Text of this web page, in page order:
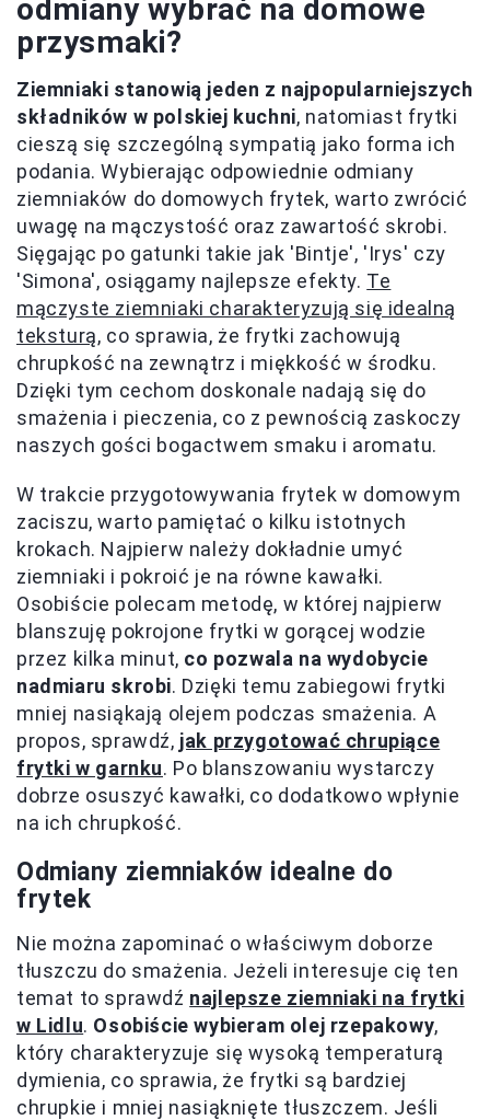
odmiany wybrać na domowe
przysmaki?
Ziemniaki stanowią jeden z najpopularniejszych
składników w polskiej kuchni, natomiast frytki
cieszą się szczególną sympatią jako forma ich
podania. Wybierając odpowiednie odmiany
ziemniaków do domowych frytek, warto zwrócić
uwagę na mączystość oraz zawartość skrobi.
Sięgając po gatunki takie jak 'Bintje', 'Irys' czy
'Simona', osiągamy najlepsze efekty. Te
mączyste ziemniaki charakteryzują się idealną
teksturą, co sprawia, że frytki zachowują
chrupkość na zewnątrz i miękkość w środku.
Dzięki tym cechom doskonale nadają się do
smażenia i pieczenia, co z pewnością zaskoczy
naszych gości bogactwem smaku i aromatu.
W trakcie przygotowywania frytek w domowym
zaciszu, warto pamiętać o kilku istotnych
krokach. Najpierw należy dokładnie umyć
ziemniaki i pokroić je na równe kawałki.
Osobiście polecam metodę, w której najpierw
blanszuję pokrojone frytki w gorącej wodzie
przez kilka minut, co pozwala na wydobycie
nadmiaru skrobi. Dzięki temu zabiegowi frytki
mniej nasiąkają olejem podczas smażenia. A
propos, sprawdź, jak przygotować chrupiące
frytki w garnku. Po blanszowaniu wystarczy
dobrze osuszyć kawałki, co dodatkowo wpłynie
na ich chrupkość.
Odmiany ziemniaków idealne do
frytek
Nie można zapominać o właściwym doborze
tłuszczu do smażenia. Jeżeli interesuje cię ten
temat to sprawdź najlepsze ziemniaki na frytki
w Lidlu. Osobiście wybieram olej rzepakowy,
który charakteryzuje się wysoką temperaturą
dymienia, co sprawia, że frytki są bardziej
chrupkie i mniej nasiąknięte tłuszczem. Jeśli